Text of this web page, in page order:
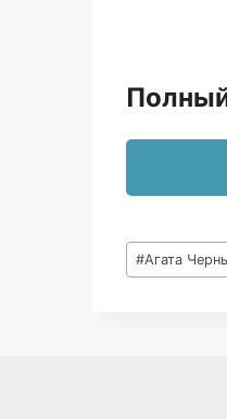
Метки
записи:
#Агата